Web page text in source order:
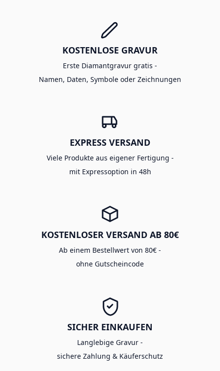
KOSTENLOSE GRAVUR
Erste Diamantgravur gratis -
Namen, Daten, Symbole oder Zeichnungen
EXPRESS VERSAND
Viele Produkte aus eigener Fertigung -
mit Expressoption in 48h
KOSTENLOSER VERSAND AB 80€
Ab einem Bestellwert von 80€ -
ohne Gutscheincode
SICHER EINKAUFEN
Langlebige Gravur -
sichere Zahlung & Käuferschutz